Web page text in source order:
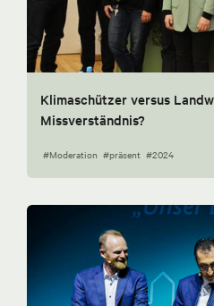
Klimaschützer versus
Missverständnis?
#Moderation #präsent #2024